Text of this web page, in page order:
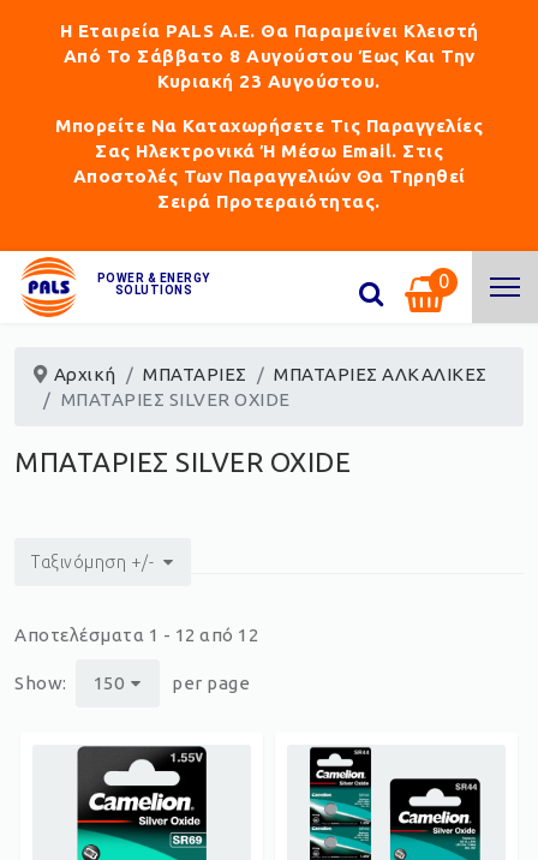
Η Εταιρεία PALS Α.Ε. Θα Παραμείνει Κλειστή
Από Το Σάββατο 8 Αυγούστου Έως Και Την
Κυριακή 23 Αυγούστου.
Μπορείτε Να Καταχωρήσετε Τις Παραγγελίες
Σας Ηλεκτρονικά Ή Μέσω Email. Στις
Αποστολές Των Παραγγελιών Θα Τηρηθεί
Σειρά Προτεραιότητας.
POWER & ENERGY
SOLUTIONS
0
Αρχική ΜΠΑΤΑΡΙΕΣ
ΜΠΑΤΑΡΙΕΣ ΑΛΚΑΛΙΚΕΣ
ΜΠΑΤΑΡΙΕΣ SILVER OXIDE
ΜΠΑΤΑΡΙΕΣ SILVER OXIDE
Ταξινόμηση +/-
Αποτελέσματα 1 - 12 από 12
Show: 150 per page